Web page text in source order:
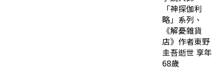
「神探伽利
略」系列、
《解憂雜貨
店》作者東野
圭吾逝世 享年
68歲